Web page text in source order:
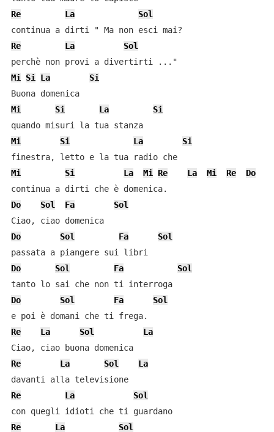
Re
La
Sol
Re
La
Sol
Mi
Si La
Si
Buona domenica
Mi
Si La
Si
quando misuri la tua stanza
Mi
Si La
Si
finestra, letto e la tua radio che
Mi
Si La Mi Re La Mi Re
Do
Do
Sol Fa
Sol
Ciao, ciao domenica
Do
Sol Fa
Sol
Do
Sol Fa
Sol
tanto lo sai che non ti interroga
Do
Sol Fa
Sol
Re
La Sol
La
Ciao, ciao buona domenica
Re
La Sol
La
davanti alla televisione
Re
La
Sol
con quegli idioti che ti guardano
Re
La Sol